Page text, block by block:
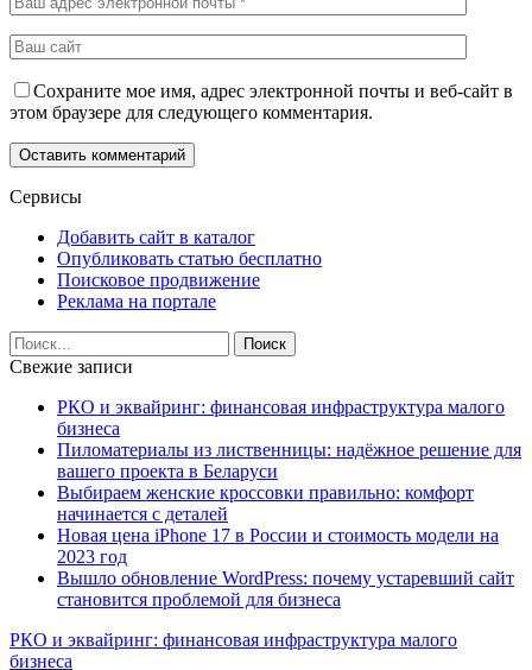
Сохраните мое имя, адрес электронной почты и веб-сайт в
этом браузере для следующего комментария.
Сервисы
Добавить сайт в каталог
Опубликовать статью бесплатно
Поисковое продвижение
Реклама на портале
Свежие записи
РКО и эквайринг: финансовая инфраструктура малого
бизнеса
Пиломатериалы из лиственницы: надёжное решение для
вашего проекта в Беларуси
Выбираем женские кроссовки правильно: комфорт
начинается с деталей
Новая цена iPhone 17 в России и стоимость модели на
2023 год
Вышло обновление WordPress: почему устаревший сайт
становится проблемой для бизнеса
РКО и эквайринг: финансовая инфраструктура малого
бизнеса